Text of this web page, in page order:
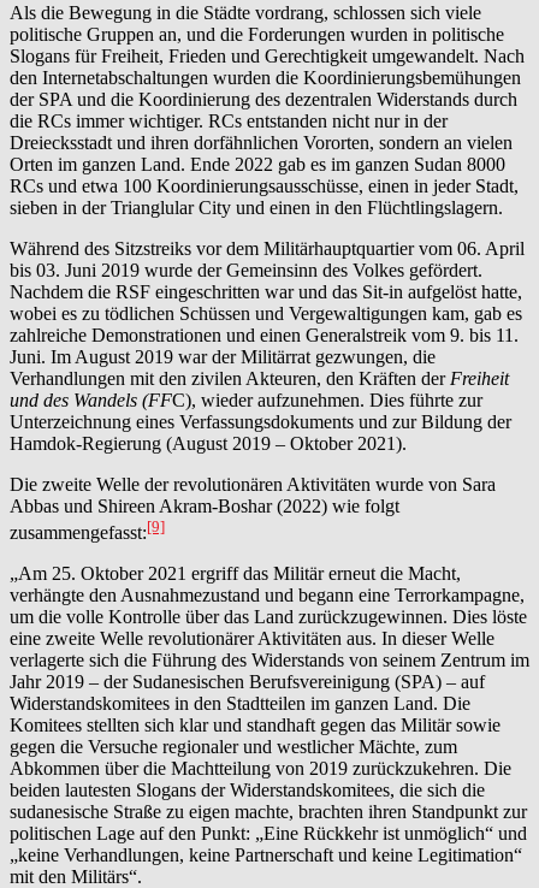
Als die Bewegung in die Städte vordrang, schlossen sich viele
politische Gruppen an, und die Forderungen wurden in politische
Slogans für Freiheit, Frieden und Gerechtigkeit umgewandelt. Nach
den Internetabschaltungen wurden die Koordinierungsbemühungen
der SPA und die Koordinierung des dezentralen Widerstands durch
die RCs immer wichtiger. RCs entstanden nicht nur in der
Dreiecksstadt und ihren dorfähnlichen Vororten, sondern an vielen
Orten im ganzen Land. Ende 2022 gab es im ganzen Sudan 8000
RCs und etwa 100 Koordinierungsausschüsse, einen in jeder Stadt,
sieben in der Trianglular City und einen in den Flüchtlingslagern.
Während des Sitzstreiks vor dem Militärhauptquartier vom 06. April
bis 03. Juni 2019 wurde der Gemeinsinn des Volkes gefördert.
Nachdem die RSF eingeschritten war und das Sit-in aufgelöst hatte,
wobei es zu tödlichen Schüssen und Vergewaltigungen kam, gab es
zahlreiche Demonstrationen und einen Generalstreik vom 9. bis 11.
Juni. Im August 2019 war der Militärrat gezwungen, die
Verhandlungen mit den zivilen Akteuren, den Kräften der Freiheit
und des Wandels (FFC), wieder aufzunehmen. Dies führte zur
Unterzeichnung eines Verfassungsdokuments und zur Bildung der
Hamdok-Regierung (August 2019 – Oktober 2021).
Die zweite Welle der revolutionären Aktivitäten wurde von Sara
Abbas und Shireen Akram-Boshar (2022) wie folgt
zusammengefasst:[9]
„Am 25. Oktober 2021 ergriff das Militär erneut die Macht,
verhängte den Ausnahmezustand und begann eine Terrorkampagne,
um die volle Kontrolle über das Land zurückzugewinnen. Dies löste
eine zweite Welle revolutionärer Aktivitäten aus. In dieser Welle
verlagerte sich die Führung des Widerstands von seinem Zentrum im
Jahr 2019 – der Sudanesischen Berufsvereinigung (SPA) – auf
Widerstandskomitees in den Stadtteilen im ganzen Land. Die
Komitees stellten sich klar und standhaft gegen das Militär sowie
gegen die Versuche regionaler und westlicher Mächte, zum
Abkommen über die Machtteilung von 2019 zurückzukehren. Die
beiden lautesten Slogans der Widerstandskomitees, die sich die
sudanesische Straße zu eigen machte, brachten ihren Standpunkt zur
politischen Lage auf den Punkt: „Eine Rückkehr ist unmöglich“ und
„keine Verhandlungen, keine Partnerschaft und keine Legitimation“
mit den Militärs“.